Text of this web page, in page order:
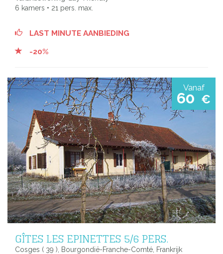
6 kamers • 21 pers. max.
LAST MINUTE AANBIEDING
-20%
Vanaf
60 €
GÎTES LES EPINETTES 5/6 PERS.
Cosges ( 39 ), Bourgondië-Franche-Comté, Frankrijk